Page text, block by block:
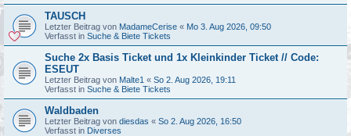
TAUSCH
Letzter Beitrag von MadameCerise « Mo 3. Aug 2026, 09:50
Verfasst in Suche & Biete Tickets
Suche 2x Basis Ticket und 1x Kleinkinder Ticket // Code:
ESEUT
Letzter Beitrag von Malte1 « So 2. Aug 2026, 19:11
Verfasst in Suche & Biete Tickets
Waldbaden
Letzter Beitrag von diesdas « So 2. Aug 2026, 16:50
Verfasst in Diverses